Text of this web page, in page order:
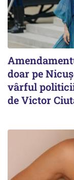
doar pe
vârful
de Victor